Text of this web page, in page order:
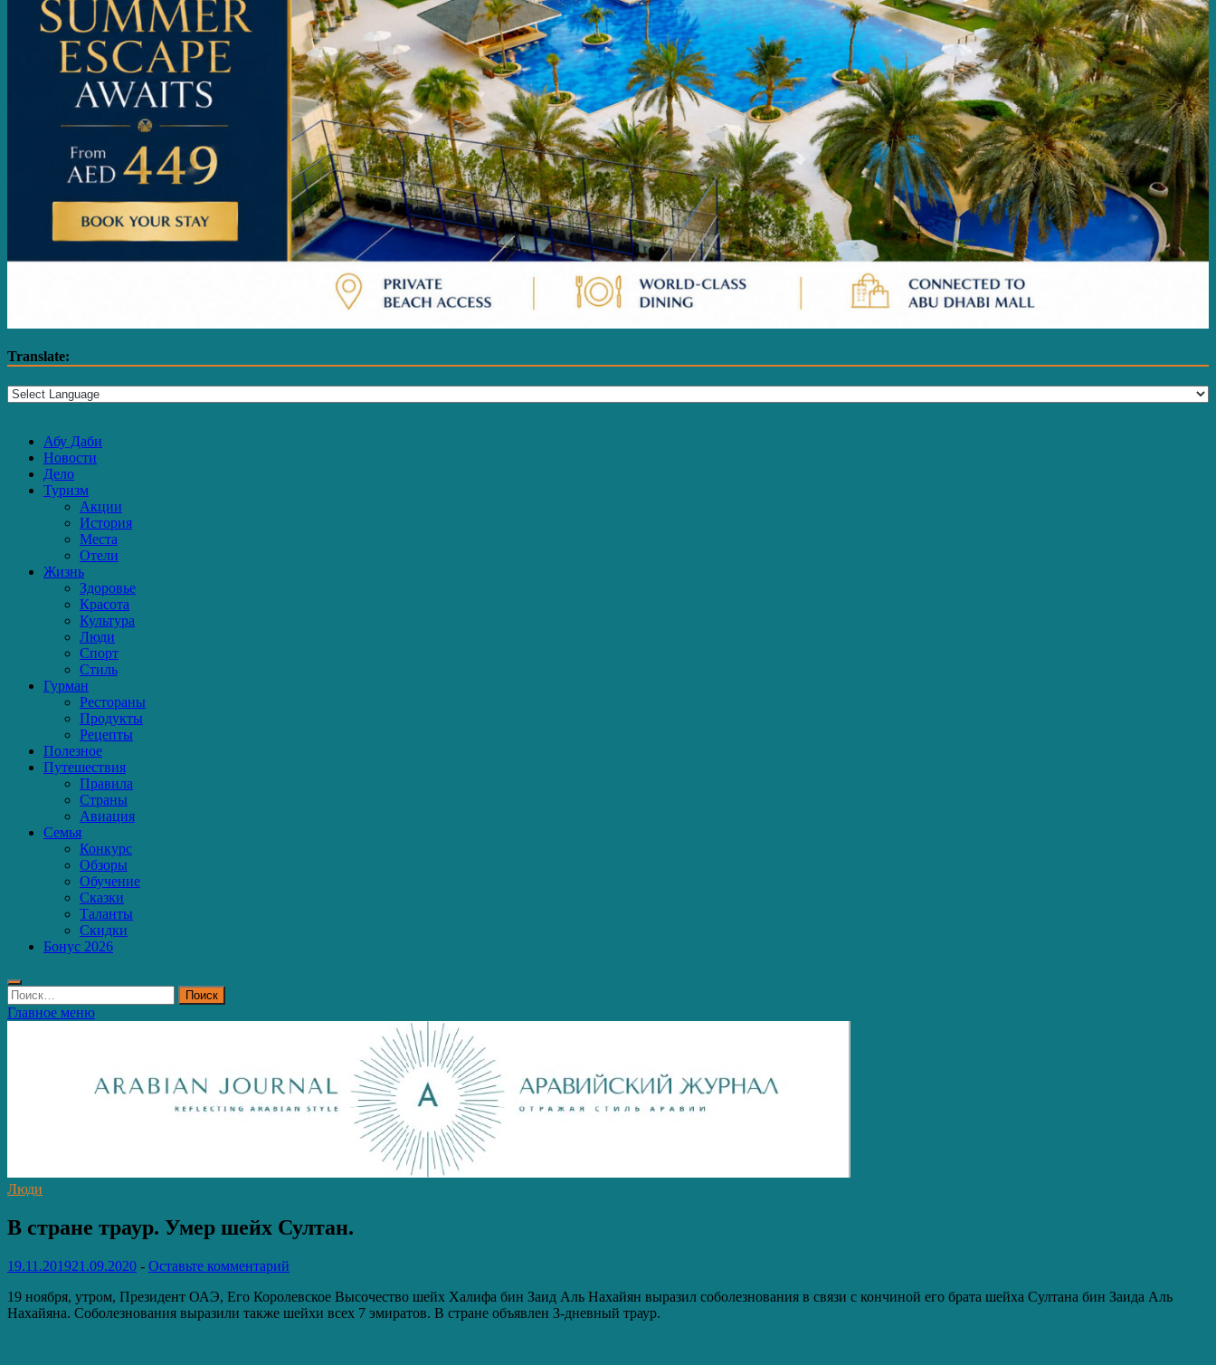
Translate:
Абу Даби
Новости
Дело
Туризм
Акции
История
Места
Отели
Жизнь
Здоровье
Красота
Культура
Люди
Спорт
Стиль
Гурман
Рестораны
Продукты
Рецепты
Полезное
Путешествия
Правила
Страны
Авиация
Семья
Конкурс
Обзоры
Обучение
Сказки
Таланты
Скидки
Бонус 2026
Найти:
Главное меню
Люди
В стране траур. Умер шейх Султан.
19.11.201921.09.2020 - Оставьте комментарий
19 ноября, утром, Президент ОАЭ, Его Королевское Высочество шейх Халифа бин Заид Аль Нахайян выразил соболезнования в связи с кончиной его брата шейха Султана бин Заида Аль
Нахайяна. Соболезнования выразили также шейхи всех 7 эмиратов. В стране объявлен 3-дневный траур.